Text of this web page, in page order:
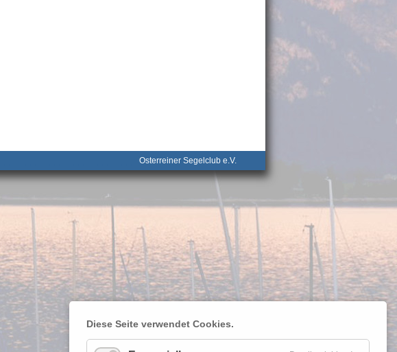
Osterreiner Segelclub e.V.
Diese Seite verwendet Cookies.